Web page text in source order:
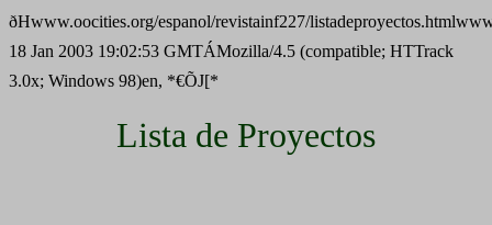
ðHwww.oocities.org/espanol/revistainf227/
18 Jan 2003 19:02:53 GMTÁMozilla/4.5 (compatible; HTTrack
3.0x; Windows 98)en, *€ÕJ[*
Lista de Proyectos